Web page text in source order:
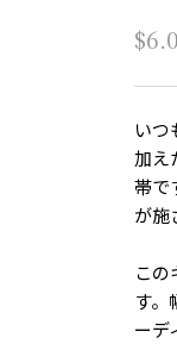
いつ
加え
帯で
が施
この
す。
ーデ